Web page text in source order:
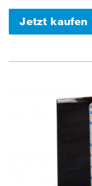
Jetzt kaufen